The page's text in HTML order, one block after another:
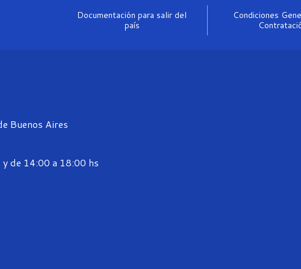
Documentación para salir del
país
Condiciones
Buenos Aires
de 14:00 a 18:00 hs